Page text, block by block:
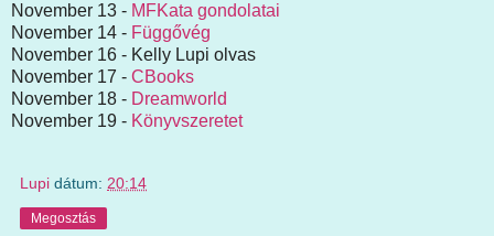
November 13 - MFKata gondolatai
November 14 - Függővég
November 16 - Kelly Lupi olvas
November 17 - CBooks
November 18 - Dreamworld
November 19 - Könyvszeretet
Lupi dátum: 20:14
Megosztás